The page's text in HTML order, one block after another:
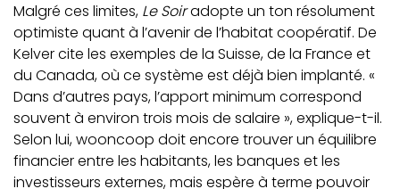
Malgré ces limites, Le Soiradopte un ton résolument
optimiste quant à l’avenir de l’habitat coopératif. De
Kelver cite les exemples de la Suisse, de la France et
du Canada, où ce système est déjà bien implanté. «
Dans d’autres pays, l’apport minimum correspond
souvent à environ trois mois de salaire », explique-t-il.
Selon lui, wooncoop doit encore trouver un équilibre
financier entre les habitants, les banques et les
investisseurs externes, mais espère à terme pouvoir